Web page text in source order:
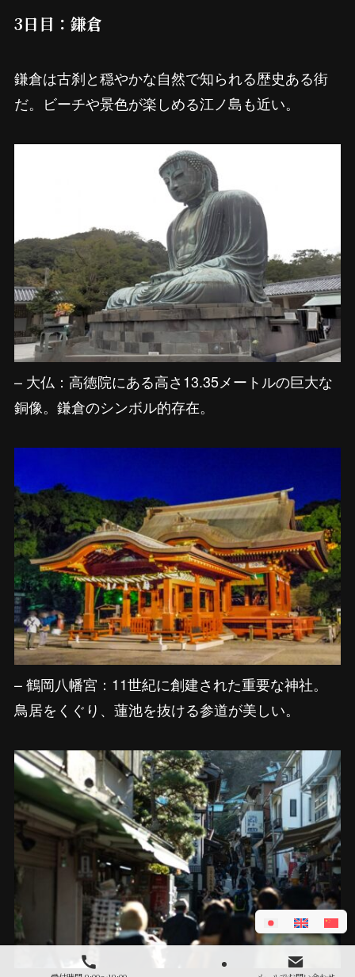
3日目：鎌倉
鎌倉は古刹と穏やかな自然で知られる歴史ある街
だ。ビーチや景色が楽しめる江ノ島も近い。
– 大仏：高徳院にある高さ13.35メートルの巨大な
銅像。鎌倉のシンボル的存在。
– 鶴岡八幡宮：11世紀に創建された重要な神社。
鳥居をくぐり、蓮池を抜ける参道が美しい。